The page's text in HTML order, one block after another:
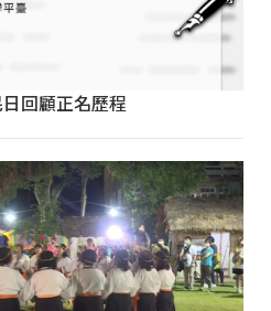
回顧正名歷程